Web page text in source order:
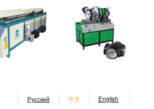
Русский 中文 English